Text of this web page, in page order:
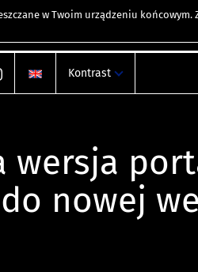
w Twoim urządzeniu końcowym.
Kontrast
wersja
nowej